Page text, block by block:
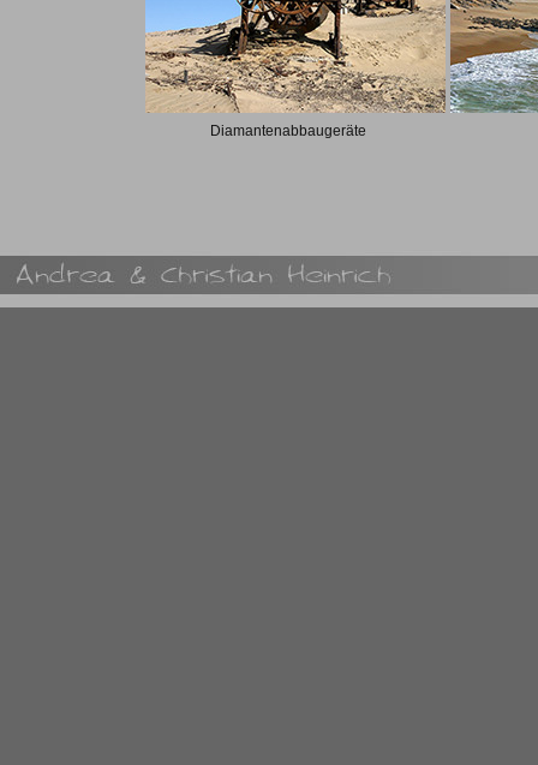
Diamantenabbaugeräte